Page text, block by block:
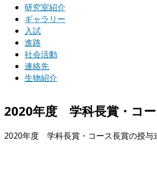
研究室紹介
ギャラリー
入試
進路
社会活動
連絡先
生物紹介
2020年度 学科長賞・コ
2020年度 学科長賞・コース長賞の授与